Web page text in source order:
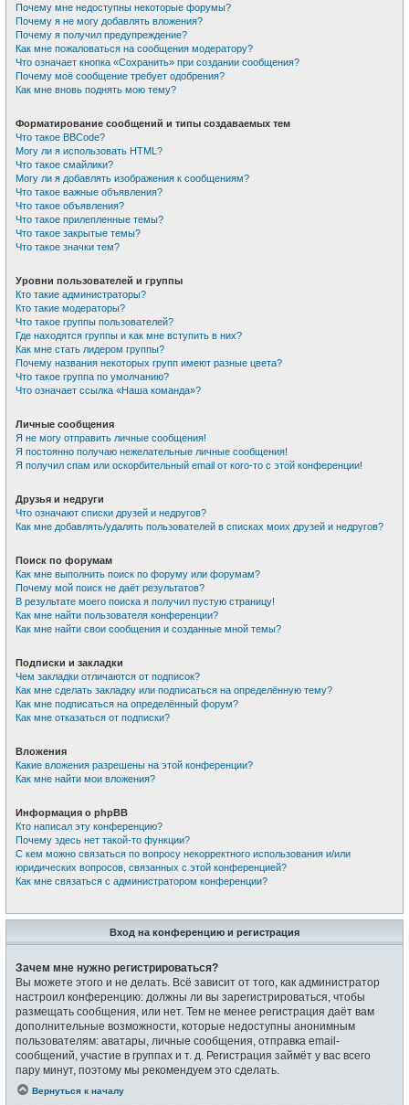
Почему мне недоступны некоторые форумы?
Почему я не могу добавлять вложения?
Почему я получил предупреждение?
Как мне пожаловаться на сообщения модератору?
Что означает кнопка «Сохранить» при создании сообщения?
Почему моё сообщение требует одобрения?
Как мне вновь поднять мою тему?
Форматирование сообщений и типы создаваемых тем
Что такое BBCode?
Могу ли я использовать HTML?
Что такое смайлики?
Могу ли я добавлять изображения к сообщениям?
Что такое важные объявления?
Что такое объявления?
Что такое прилепленные темы?
Что такое закрытые темы?
Что такое значки тем?
Уровни пользователей и группы
Кто такие администраторы?
Кто такие модераторы?
Что такое группы пользователей?
Где находятся группы и как мне вступить в них?
Как мне стать лидером группы?
Почему названия некоторых групп имеют разные цвета?
Что такое группа по умолчанию?
Что означает ссылка «Наша команда»?
Личные сообщения
Я не могу отправить личные сообщения!
Я постоянно получаю нежелательные личные сообщения!
Я получил спам или оскорбительный email от кого-то с этой конференции!
Друзья и недруги
Что означают списки друзей и недругов?
Как мне добавлять/удалять пользователей в списках моих друзей и недругов?
Поиск по форумам
Как мне выполнить поиск по форуму или форумам?
Почему мой поиск не даёт результатов?
В результате моего поиска я получил пустую страницу!
Как мне найти пользователя конференции?
Как мне найти свои сообщения и созданные мной темы?
Подписки и закладки
Чем закладки отличаются от подписок?
Как мне сделать закладку или подписаться на определённую тему?
Как мне подписаться на определённый форум?
Как мне отказаться от подписки?
Вложения
Какие вложения разрешены на этой конференции?
Как мне найти мои вложения?
Информация о phpBB
Кто написал эту конференцию?
Почему здесь нет такой-то функции?
С кем можно связаться по вопросу некорректного использования и/или
юридических вопросов, связанных с этой конференцией?
Как мне связаться с администратором конференции?
Вход на конференцию и регистрация
Зачем мне нужно регистрироваться?
Вы можете этого и не делать. Всё зависит от того, как администратор
настроил конференцию: должны ли вы зарегистрироваться, чтобы
размещать сообщения, или нет. Тем не менее регистрация даёт вам
дополнительные возможности, которые недоступны анонимным
пользователям: аватары, личные сообщения, отправка email-
сообщений, участие в группах и т. д. Регистрация займёт у вас всего
пару минут, поэтому мы рекомендуем это сделать.
Вернуться к началу